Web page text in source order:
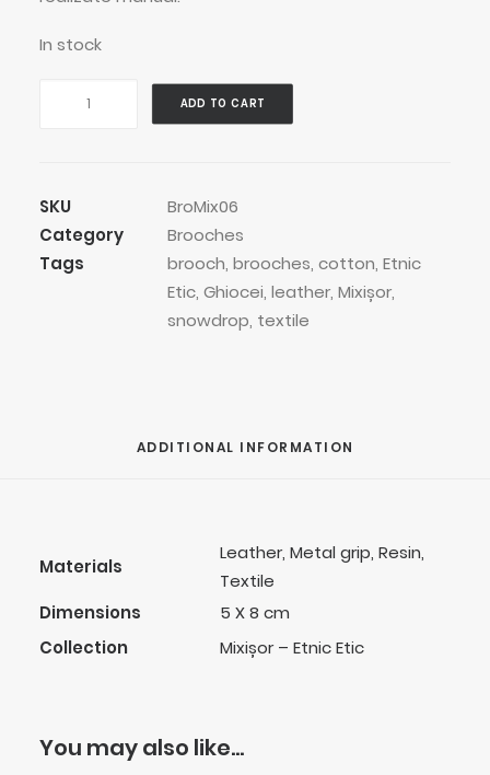
In stock
ADD TO CART
SKU
BroMix06
Category
Brooches
Tags
brooch, brooches, cotton, Etnic
Etic, Ghiocei, leather, Mixișor,
snowdrop, textile
ADDITIONAL INFORMATION
Materials
Leather, Metal grip, Resin,
Textile
Dimensions
5 X 8 cm
Collection
Mixișor – Etnic Etic
You may also like…